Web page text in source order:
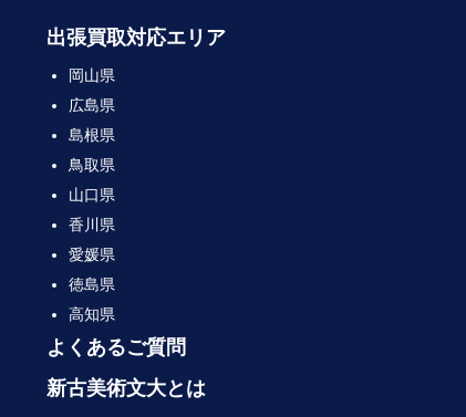
出張買取対応エリア
岡山県
広島県
島根県
鳥取県
山口県
香川県
愛媛県
徳島県
高知県
よくあるご質問
新古美術文大とは